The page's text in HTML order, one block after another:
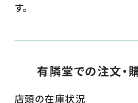
す。
有隣堂での注文・
店頭の在庫状況